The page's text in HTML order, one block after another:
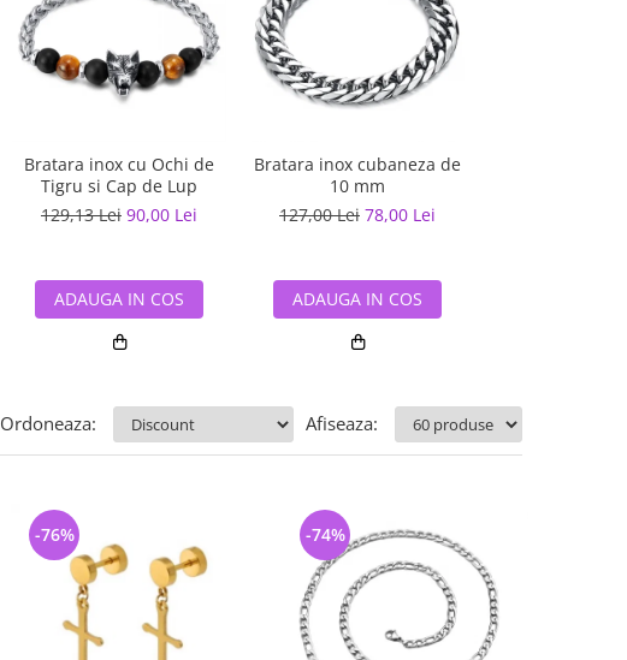
Bratara inox cu Ochi de
Tigru si Cap de Lup
129,13 Lei 90,00 Lei
ADAUGA IN COS
Bratara inox cubaneza de
10 mm
127,00 Lei 78,00 Lei
ADAUGA IN COS
Afiseaza:
Ordoneaza:
-76% -74%